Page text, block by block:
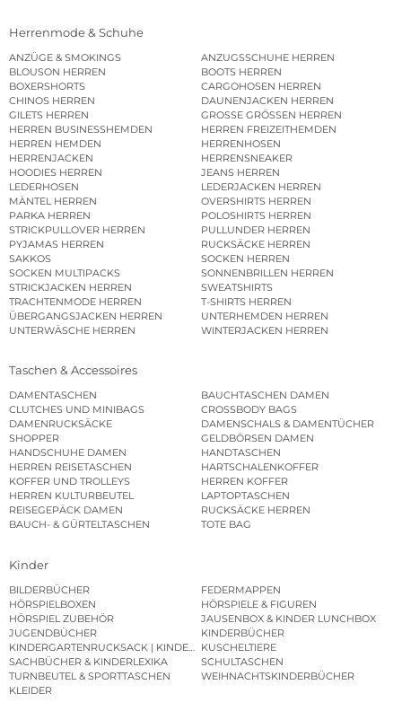
Herrenmode & Schuhe
ANZÜGE & SMOKINGS
ANZUGSSCHUHE HERREN
BLOUSON HERREN
BOOTS HERREN
BOXERSHORTS
CARGOHOSEN HERREN
CHINOS HERREN
DAUNENJACKEN HERREN
GILETS HERREN
GROSSE GRÖSSEN HERREN
HERREN BUSINESSHEMDEN
HERREN FREIZEITHEMDEN
HERREN HEMDEN
HERRENHOSEN
HERRENJACKEN
HERRENSNEAKER
HOODIES HERREN
JEANS HERREN
LEDERHOSEN
LEDERJACKEN HERREN
MÄNTEL HERREN
OVERSHIRTS HERREN
PARKA HERREN
POLOSHIRTS HERREN
STRICKPULLOVER HERREN
PULLUNDER HERREN
PYJAMAS HERREN
RUCKSÄCKE HERREN
SAKKOS
SOCKEN HERREN
SOCKEN MULTIPACKS
SONNENBRILLEN HERREN
STRICKJACKEN HERREN
SWEATSHIRTS
TRACHTENMODE HERREN
T-SHIRTS HERREN
ÜBERGANGSJACKEN HERREN
UNTERHEMDEN HERREN
UNTERWÄSCHE HERREN
WINTERJACKEN HERREN
Taschen & Accessoires
DAMENTASCHEN
BAUCHTASCHEN DAMEN
CLUTCHES UND MINIBAGS
CROSSBODY BAGS
DAMENRUCKSÄCKE
DAMENSCHALS & DAMENTÜCHER
SHOPPER
GELDBÖRSEN DAMEN
HANDSCHUHE DAMEN
HANDTASCHEN
HERREN REISETASCHEN
HARTSCHALENKOFFER
KOFFER UND TROLLEYS
HERREN KOFFER
HERREN KULTURBEUTEL
LAPTOPTASCHEN
REISEGEPÄCK DAMEN
RUCKSÄCKE HERREN
BAUCH- & GÜRTELTASCHEN
TOTE BAG
Kinder
BILDERBÜCHER
FEDERMAPPEN
HÖRSPIELBOXEN
HÖRSPIELE & FIGUREN
HÖRSPIEL ZUBEHÖR
JAUSENBOX & KINDER LUNCHBOX
JUGENDBÜCHER
KINDERBÜCHER
KINDERGARTENRUCKSACK | KINDERGARTENBEUTEL
KUSCHELTIERE
SACHBÜCHER & KINDERLEXIKA
SCHULTASCHEN
TURNBEUTEL & SPORTTASCHEN
WEIHNACHTSKINDERBÜCHER
KLEIDER